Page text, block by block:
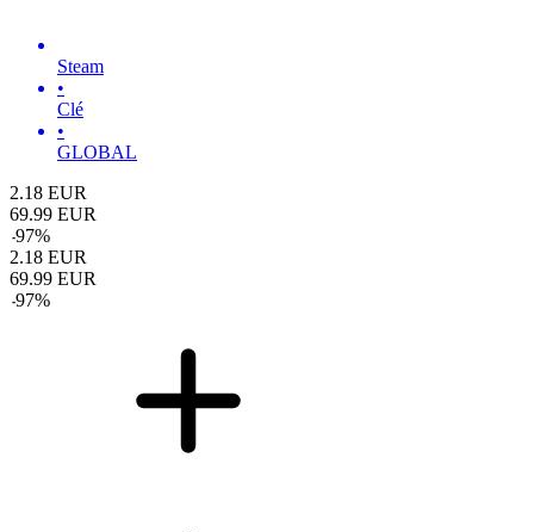
Steam
•
Clé
•
GLOBAL
2.18 EUR
69.99 EUR
-97%
2.18 EUR
69.99 EUR
-97%